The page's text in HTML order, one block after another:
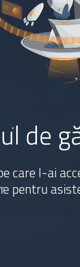
de
care l-ai
pentru